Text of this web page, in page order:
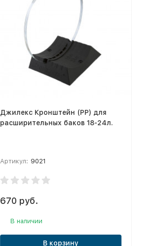
Джилекс Кронштейн (РР) для
расширительных баков 18-24л.
Артикул: 9021
670 руб.
В наличии
В корзину